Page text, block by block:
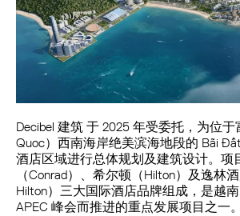
Decibel 建筑 于 2025 年受委托，为位于
Quoc）西南海岸绝美滨海地段的 Bãi
酒店区域进行总体规划及建筑设计。项
（Conrad）、希尔顿（Hilton）及逸林
Hilton）三大国际酒店品牌组成，是越
APEC 峰会而推进的重点发展项目之一。